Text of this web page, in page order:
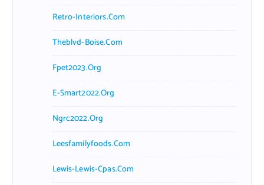
Retro-Interiors.com
Theblvd-Boise.com
Fpet2023.org
E-Smart2022.org
Ngrc2022.org
Leesfamilyfoods.com
Lewis-Lewis-Cpas.com